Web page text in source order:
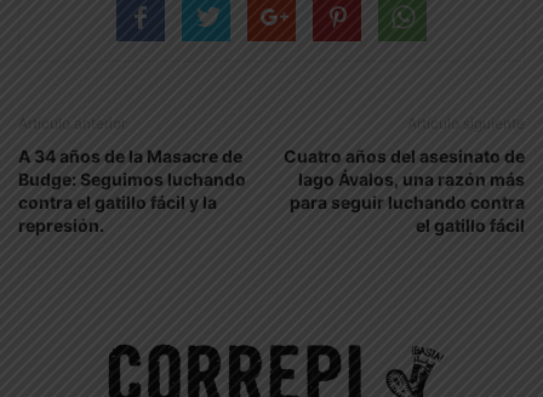
Artículo anterior
A 34 años de la Masacre de
Budge: Seguimos luchando
contra el gatillo fácil y la
represión.
Artículo siguiente
Cuatro años del asesinato de
Iago Ávalos, una razón más
para seguir luchando contra
el gatillo fácil